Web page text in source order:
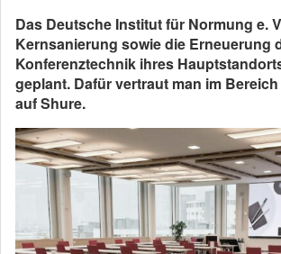
Das Deutsche Institut für Normung e.
Kernsanierung sowie die Erneuerung
Konferenztechnik ihres
geplant. Dafür vertraut man im
auf Shure.